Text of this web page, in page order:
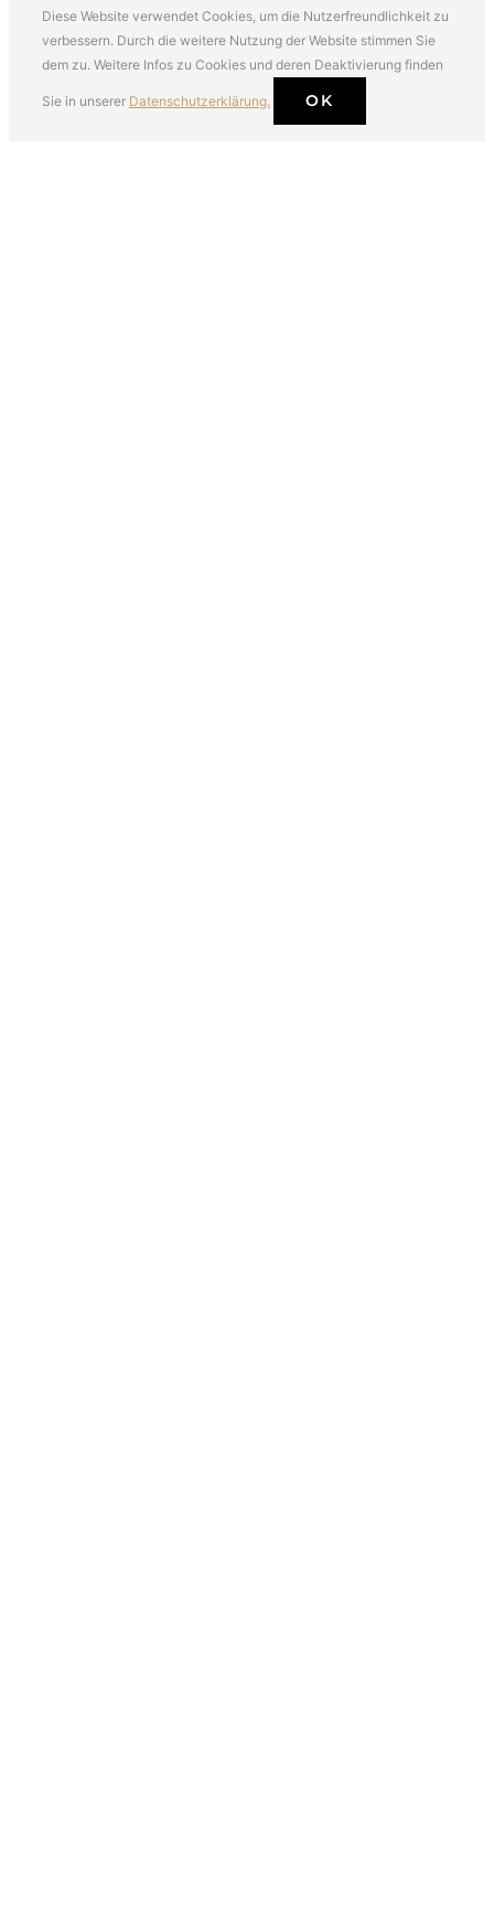
Diese Website verwendet Cookies, um die Nutzerfreundlichkeit zu
verbessern. Durch die weitere Nutzung der Website stimmen Sie
dem zu. Weitere Infos zu Cookies und deren Deaktivierung finden
Sie in unserer Datenschutzerklärung. OK